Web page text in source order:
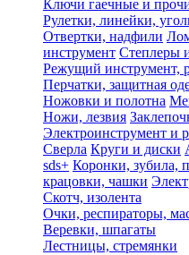
Ключи гаечные и
Рулетки, линейки,
Отвертки, надфили
инструмент Степлеры
Режущий инструмент,
Перчатки, защитная
Ножовки и полотна
Ножи, лезвия
Электроинструмент и
Сверла Круги и диски
sds+ Коронки, зубила,
крацовки, чашки
Скотч, изолента
Очки, респираторы,
Веревки, шпагаты
Лестницы, стремянки